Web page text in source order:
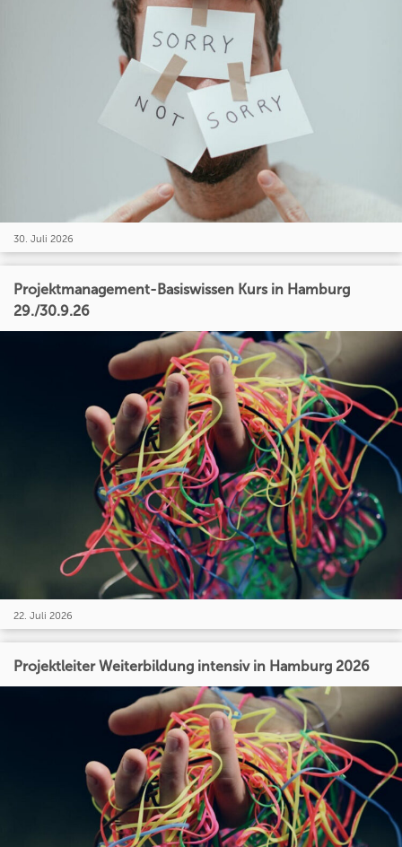
30. Juli 2026
Projektmanagement-Basiswissen Kurs in Hamburg
29./30.9.26
22. Juli 2026
Projektleiter Weiterbildung intensiv in Hamburg 2026